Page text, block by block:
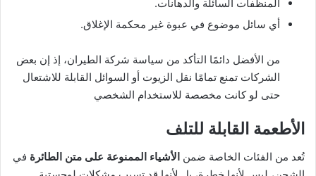
المنظفات السائلة والدهانات.
أي سائل موضوع في عبوة غير محكمة الإغلاق.
من الأفضل دائمًا التأكد من سياسة شركة الطيران، إذ إن بعض
الشركات تمنع تمامًا نقل الزيوت أو السوائل القابلة للاشتعال
حتى لو كانت مخصصة للاستخدام الشخصي
الأطعمة القابلة للتلف
تُعد من الفئات الخاصة ضمن الأشياء الممنوعة على متن الطائرة في